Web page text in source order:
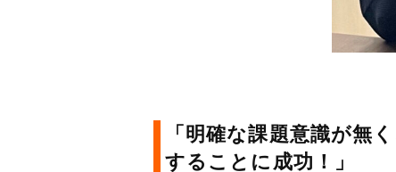
「明確な課題意識が無
することに成功！」